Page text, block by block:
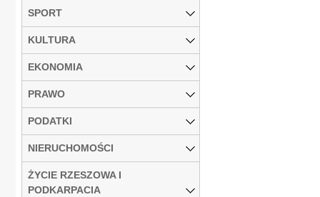
SPORT
KULTURA
EKONOMIA
PRAWO
PODATKI
NIERUCHOMOŚCI
ŻYCIE RZESZOWA I
PODKARPACIA